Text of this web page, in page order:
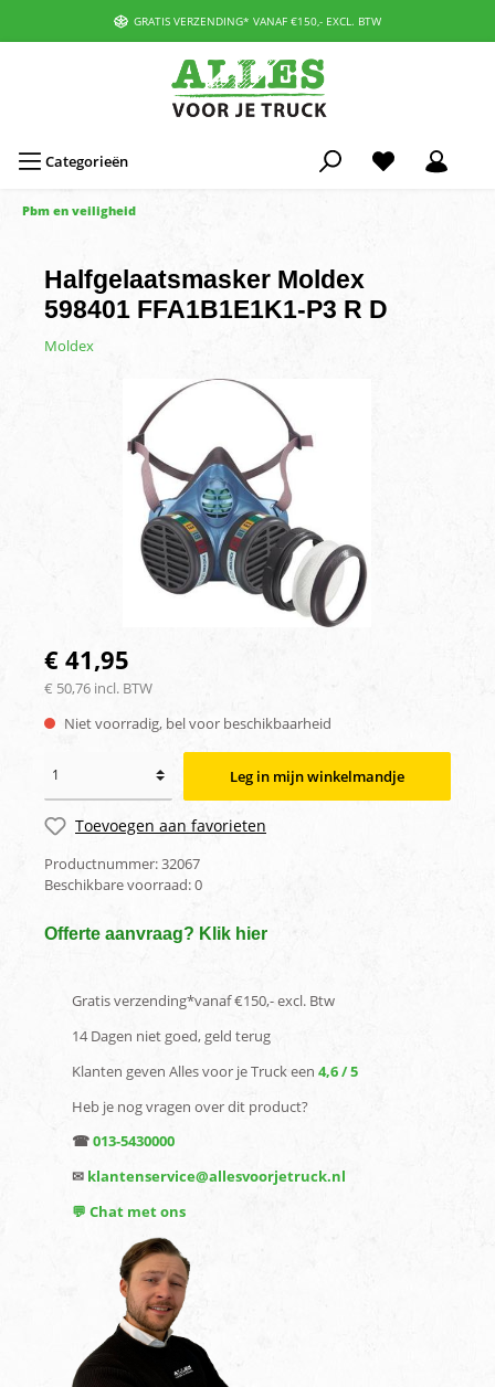
GRATIS VERZENDING* VANAF €150,- EXCL. BTW
Categorieën
Pbm en veiligheid
Halfgelaatsmasker Moldex
598401 FFA1B1E1K1-P3 R D
Moldex
€ 41,95
€ 50,76 incl. BTW
Niet voorradig, bel voor beschikbaarheid
Leg in mijn winkelmandje
Toevoegen aan favorieten
Productnummer:32067
Beschikbare voorraad:0
Offerte aanvraag? Klik hier
Gratis verzending*vanaf €150,- excl. Btw
14 Dagen niet goed, geld terug
Klanten geven Alles voor je Truck een 4,6 / 5
Heb je nog vragen over dit product?
☎013-5430000
✉ klantenservice@allesvoorjetruck.nl
💬 Chat met ons